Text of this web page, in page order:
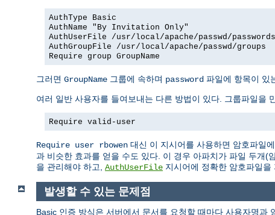
AuthType Basic
AuthName "By Invitation Only"
AuthUserFile /usr/local/apache/passwd/passwords
AuthGroupFile /usr/local/apache/passwd/groups
Require group GroupName
그러면 GroupName 그룹에 속하며 password 파일에 항목이 있
여러 일반 사용자를 들여보내는 다른 방법이 있다. 그룹파일을
Require valid-user
Require user rbowen 대신 이 지시어를 사용하면 암호파일
과 비슷한 효과를 얻을 수도 있다. 이 경우 아파치가 파일 두개(
을 관리해야 하고, AuthUserFile 지시어에 정확한 암호파일
발생할 수 있는 문제점
Basic 인증 방식은 서버에서 문서를 요청할 때마다 사용자명